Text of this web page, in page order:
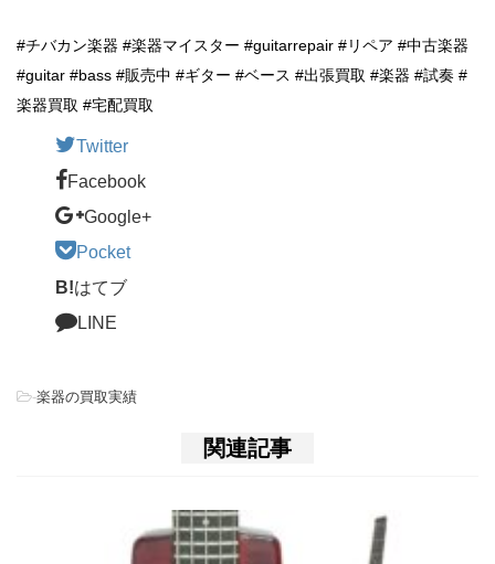
#チバカン楽器 #楽器マイスター #guitarrepair #リペア #中古楽器
#guitar #bass #販売中 #ギター #ベース #出張買取 #楽器 #試奏 #
楽器買取 #宅配買取
Twitter
Facebook
Google+
Pocket
B!はてブ
LINE
-楽器の買取実績
関連記事